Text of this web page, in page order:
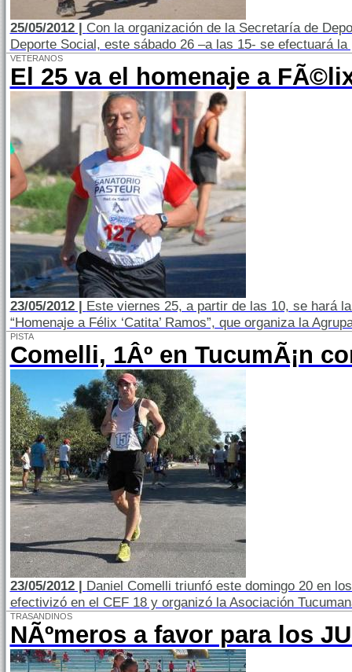
25/05/2012 | Con la organización de la Secretaría de
Deporte Social, este sábado 26 –a las 15- se efectuará la
VETERANOS
El 25 va el homenaje a
23/05/2012 | Este viernes 25, a partir de las 10, se hará
“Homenaje a Félix ‘Catita’ Ramos”, que organiza la
PISTA
Comelli, 1Âº en TucumÃ¡n
23/05/2012 | Daniel Comelli triunfó este domingo 20 en
efectivizó en el CEF 18 y organizó la Asociación
TRASANDINOS
NÃºmeros a favor para los